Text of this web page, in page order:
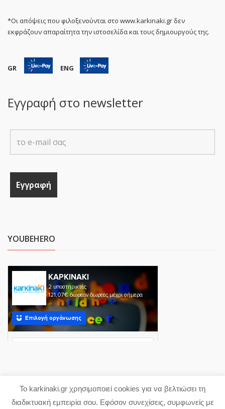
*Οι απόψεις που φιλοξενούνται στο www.karkinaki.gr δεν
εκφράζουν απαραίτητα την ιστοσελίδα και τους δημιουργούς της.
GR ENG
Εγγραφή στο newsletter
YOUBEHERO
Copyright 2023 karkinaki.gr
Το karkinaki.gr χρησιμοποιεί cookies για να βελτιώσει τη
διαδικτυακή εμπειρία σου. Εφόσον συνεχίσεις, συμφωνείς με